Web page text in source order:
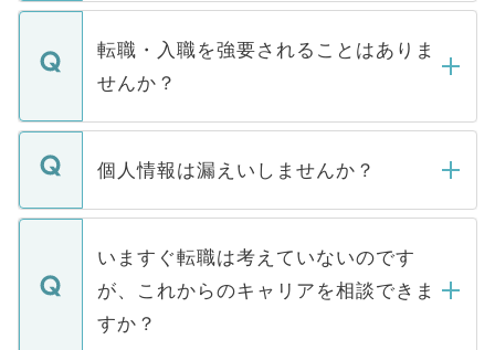
ます。通常、5営業日以内にはご連絡をせて
いただきますので、しばらくお待ちくださ
マイナビDOCTORで取り扱っている求人の
うち約3割は、Webサイトからご覧いただ
けない「非公開求人」です。非公開求人は
下記の理由によって、一般には公開してい
ません。
■応募殺到を避けるため 人気のある医療機
関を公にしてしまうと、応募が殺到する場
に、医療機関が求める条件に合った人材の
みを人材紹介会社に依頼するケースが増え
ています。
転職・入職を強要されることはありま
せんか？
転職・入職を強要することは一切ありませ
ん。また、仮に応募先から内定をいただい
定を承諾する必要はありません。内定先へ
の辞退の連絡はキャリアパートナーが行い
個人情報は漏えいしませんか？
個人情報が漏えいすることはありませんの
で、ご安心ください。当サイトからの登録
などで収集したご登録者様の個人情報は、
ご本人のキャリアアップおよび転職活動の
支援を目的に使用いたします。お預かりし
いますぐ転職は考えていないのです
が、これからのキャリアを相談できま
すか？